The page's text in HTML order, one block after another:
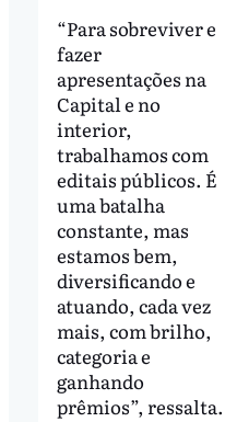
“Para sobreviver e
fazer
apresentações na
Capital e no
interior,
trabalhamos com
editais públicos. É
uma batalha
constante, mas
estamos bem,
diversificando e
atuando, cada vez
mais, com brilho,
categoria e
ganhando
prêmios”, ressalta.